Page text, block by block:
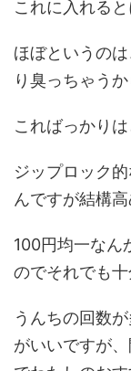
これに入れる
ほぼというの
り臭っちゃうか
こればっかり
ジップロック
んですが結構高
100円均一なん
のでそれでも十
うんちの回数
がいいですが